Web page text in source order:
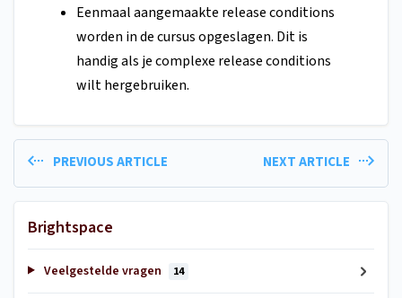
Eenmaal aangemaakte release conditions
worden in de cursus opgeslagen. Dit is
handig als je complexe release conditions
wilt hergebruiken.
PREVIOUS ARTICLE NEXT ARTICLE
Brightspace
Veelgestelde vragen 14